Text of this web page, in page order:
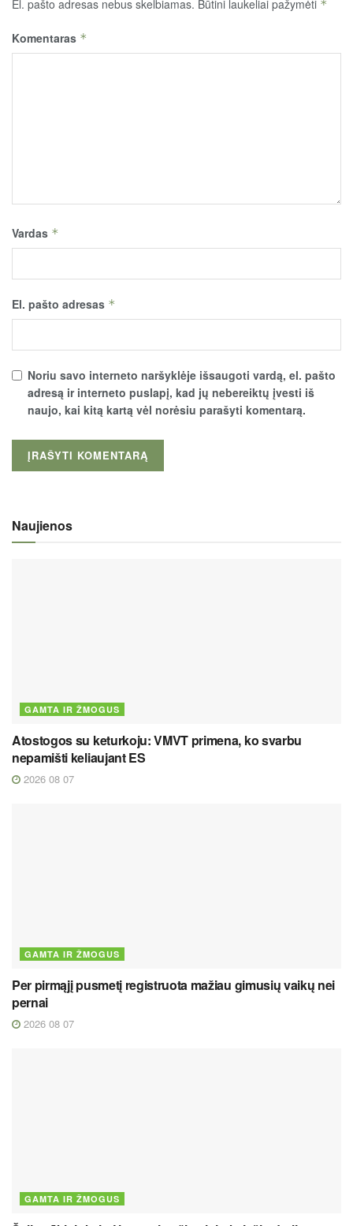
El. pašto adresas nebus skelbiamas. Būtini laukeliai pažymėti *
Komentaras *
Vardas *
El. pašto adresas *
Noriu savo interneto naršyklėje išsaugoti vardą, el. pašto
adresą ir interneto puslapį, kad jų nebereiktų įvesti iš
naujo, kai kitą kartą vėl norėsiu parašyti komentarą.
Naujienos
GAMTA IR ŽMOGUS
Atostogos su keturkoju: VMVT primena, ko svarbu
nepamišti keliaujant ES
2026 08 07
GAMTA IR ŽMOGUS
Per pirmąjį pusmetį registruota mažiau gimusių vaikų nei
pernai
2026 08 07
GAMTA IR ŽMOGUS